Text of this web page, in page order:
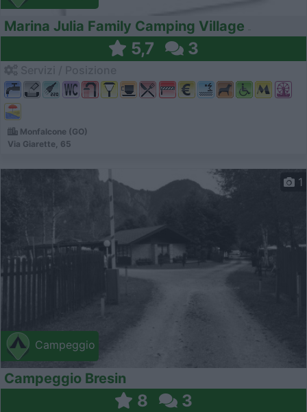
Marina Julia Family Camping Village
5,7 3
Monfalcone (GO)
Via Giarette, 65
Campeggio
1
Campeggio Bresin
8 3